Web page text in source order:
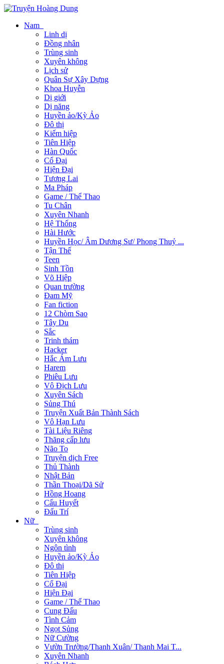
Nam
Linh dị
Đồng nhân
Trùng sinh
Xuyên không
Lịch sử
Quân Sự Xây Dựng
Khoa Huyễn
Dị giới
Dị năng
Huyền ảo/Kỳ Ảo
Đô thị
Kiếm hiệp
Tiên Hiệp
Hàn Quốc
Cổ Đại
Hiện Đại
Tương Lai
Ma Pháp
Game / Thể Thao
Tu Chân
Xuyên Nhanh
Hệ Thống
Hài Hước
Huyền Học/ Âm Dương Sư/ Phong Thuỷ ...
Tận Thế
Teen
Sinh Tồn
Võ Hiệp
Quan trường
Đam Mỹ
Fan fiction
12 Chòm Sao
Tây Du
Sắc
Trinh thám
Hacker
Hắc Ám Lưu
Harem
Phiêu Lưu
Vô Địch Lưu
Xuyên Sách
Sủng Thú
Truyện Xuất Bản Thành Sách
Vô Hạn Lưu
Tài Liệu Riêng
Thăng cấp lưu
Não To
Truyện dịch Free
Thủ Thành
Nhật Bản
Thần Thoại/Dã Sử
Hồng Hoang
Cẩu Huyết
Đấu Trí
Nữ
Trùng sinh
Xuyên không
Ngôn tình
Huyền ảo/Kỳ Ảo
Đô thị
Tiên Hiệp
Cổ Đại
Hiện Đại
Game / Thể Thao
Cung Đấu
Tình Cảm
Ngọt Sủng
Nữ Cường
Vườn Trường/Thanh Xuân/ Thanh Mai T...
Xuyên Nhanh